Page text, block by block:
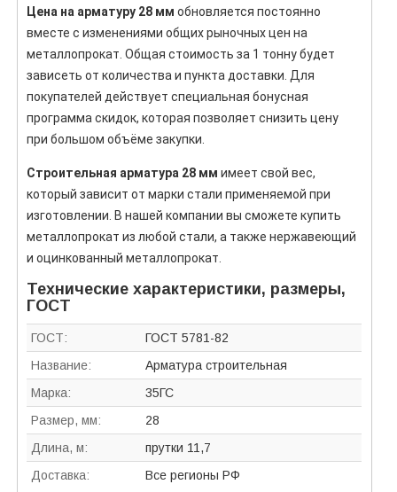
Цена на арматуру 28 мм обновляется постоянно
вместе с изменениями общих рыночных цен на
металлопрокат. Общая стоимость за 1 тонну будет
зависеть от количества и пункта доставки. Для
покупателей действует специальная бонусная
программа скидок, которая позволяет снизить цену
при большом объёме закупки.
Строительная арматура 28 мм имеет свой вес,
который зависит от марки стали применяемой при
изготовлении. В нашей компании вы сможете купить
металлопрокат из любой стали, а также нержавеющий
и оцинкованный металлопрокат.
Технические характеристики, размеры,
ГОСТ
ГОСТ:
ГОСТ 5781-82
Название:
Арматура строительная
Марка:
35ГС
Размер, мм:
28
Длина, м:
прутки 11,7
Доставка:
Все регионы РФ